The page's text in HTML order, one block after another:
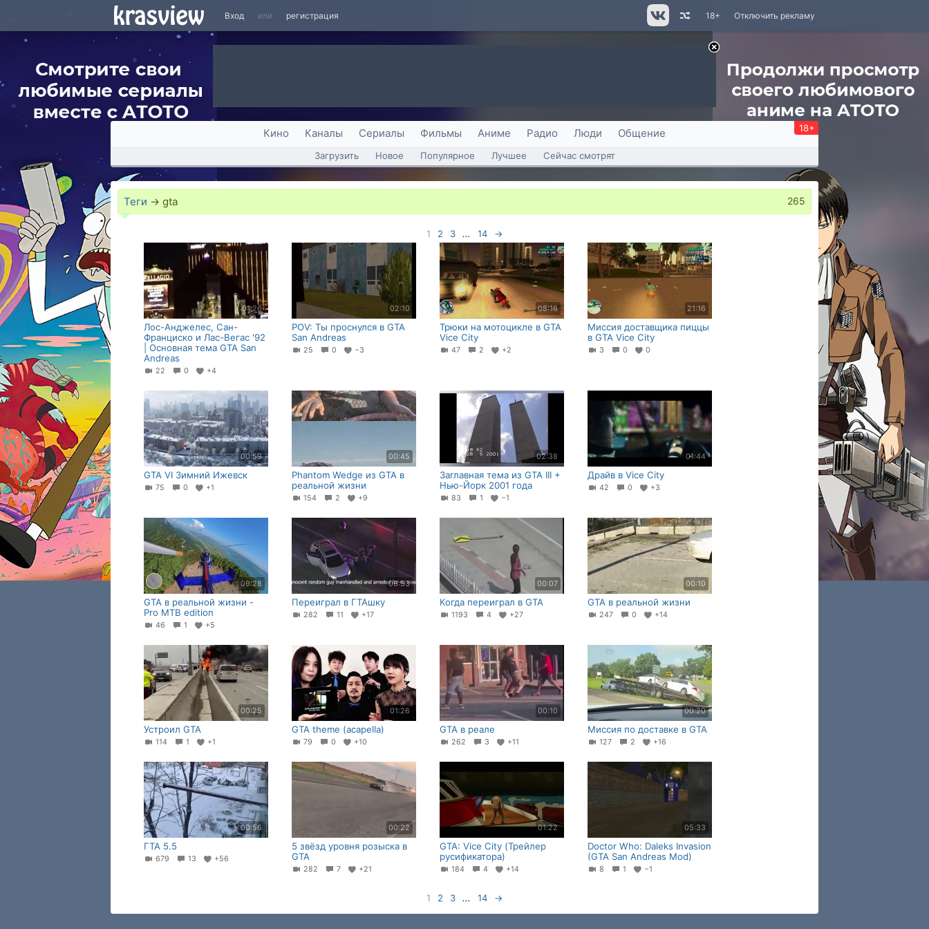
Вход или регистрация Отключить рекламу
18+
Кино Каналы Сериалы Фильмы Аниме Радио Люди Общение 18+
Загрузить Новое Популярное Лучшее Сейчас смотрят
Теги → gta 265
1 2 3 ... 14 →
01:26
Лос-Анджелес, Сан-
Франциско и Лас-Вегас '92
| Основная тема GTA San
Andreas
22 0 +4
02:10
POV: Ты проснулся в GTA
San Andreas
25 0 −3
08:16
Трюки на мотоцикле в GTA
Vice City
47 2 +2
21:16
Миссия доставщика пиццы
в GTA Vice City
3 0 0
00:59
GTA VI Зимний Ижевск
75 0 +1
00:45
Phantom Wedge из GTA в
реальной жизни
154 2 +9
02:38
Заглавная тема из GTA III +
Нью-Йорк 2001 года
83 1 −1
01:44
Драйв в Vice City
42 0 +3
09:28
GTA в реальной жизни -
Pro MTB edition
46 1 +5
06:53
Переиграл в ГТАшку
282 11 +17
00:07
Когда переиграл в GTA
1193 4 +27
00:10
GTA в реальной жизни
247 0 +14
00:25
Устроил GTA
114 1 +1
01:26
GTA theme (acapella)
79 0 +10
00:10
GTA в реале
262 3 +11
00:20
Миссия по доставке в GTA
127 2 +16
00:56
ГТА 5.5
679 13 +56
00:22
5 звёзд уровня розыска в
GTA
282 7 +21
01:22
GTA: Vice City (Трейлер
русификатора)
184 4 +14
05:33
Doctor Who: Daleks Invasion
(GTA San Andreas Mod)
8 1 −1
1 2 3 ... 14 →